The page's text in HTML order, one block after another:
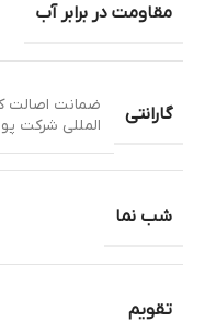
مقاومت در برابر آب
گارانتی
المللی شرکت
شب نما
تقویم